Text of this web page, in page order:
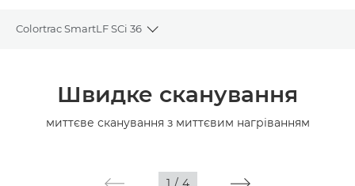
Colortrac SmartLF SCi 36
Toggle breadcrumbs
Технічні характеристики
Швидке сканування
миттєве сканування з миттєвим нагріванням